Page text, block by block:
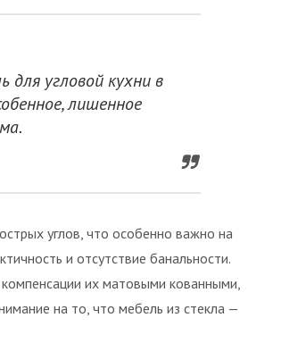
для угловой кухни в
лишенное
углов, что особенно важно на
и отсутствие банальности.
их матовыми кованными,
на то, что мебель из стекла —